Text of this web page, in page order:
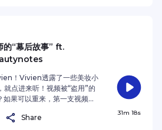
的“幕后故事” ft.
！Vivien透露了一些美妆小
就点进来听！视频被“盗用”的
果可以重来，第一支视频不
《TikTok 爆红日记》！ 赶
Share
31m 18s